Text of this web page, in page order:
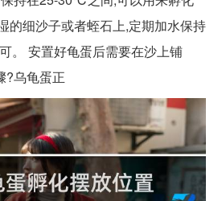
的细沙子或者蛭石上,定期加水保持
。 安置好龟蛋后需要在沙上铺
?乌龟蛋正